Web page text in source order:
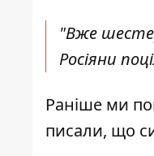
"Вже
Росіяни
Раніше ми
писали, що